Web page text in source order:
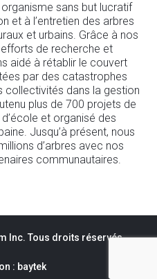
sans but lucratif
et à l’entretien des arbres
et urbains. Grâce à nos
de recherche et
aidé à rétablir le couvert
par des catastrophes
collectivités dans la gestion
plus de 700 projets de
et organisé des
Jusqu’à présent, nous
d’arbres avec nos
communautaires.
Inc. Tous droits réservés.
: baytek